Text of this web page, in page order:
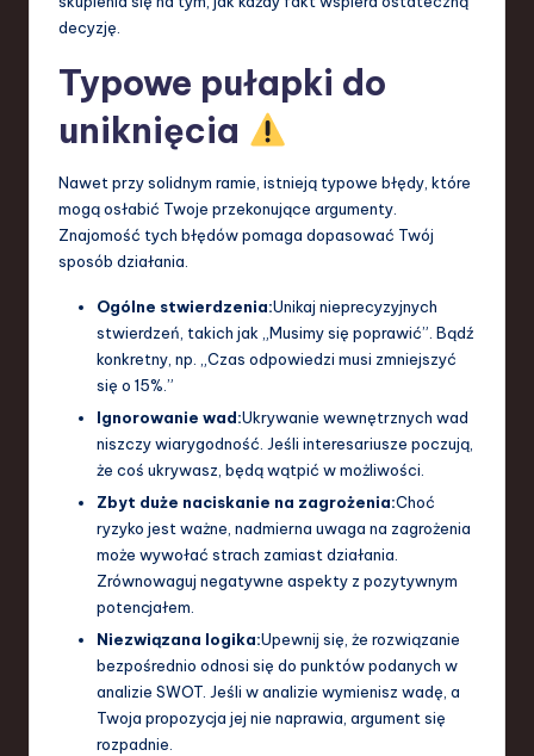
decyzję.
Typowe pułapki do
uniknięcia
Nawet przy solidnym ramie, istnieją typowe błędy, które
mogą osłabić Twoje przekonujące argumenty.
Znajomość tych błędów pomaga dopasować Twój
sposób działania.
Ogólne stwierdzenia:Unikaj nieprecyzyjnych
stwierdzeń, takich jak „Musimy się poprawić”. Bądź
konkretny, np. „Czas odpowiedzi musi zmniejszyć
się o 15%.”
Ignorowanie wad:Ukrywanie wewnętrznych wad
niszczy wiarygodność. Jeśli interesariusze poczują,
że coś ukrywasz, będą wątpić w możliwości.
Zbyt duże naciskanie na zagrożenia:Choć
ryzyko jest ważne, nadmierna uwaga na zagrożenia
może wywołać strach zamiast działania.
Zrównowaguj negatywne aspekty z pozytywnym
potencjałem.
Niezwiązana logika:Upewnij się, że rozwiązanie
bezpośrednio odnosi się do punktów podanych w
analizie SWOT. Jeśli w analizie wymienisz wadę, a
Twoja propozycja jej nie naprawia, argument się
rozpadnie.